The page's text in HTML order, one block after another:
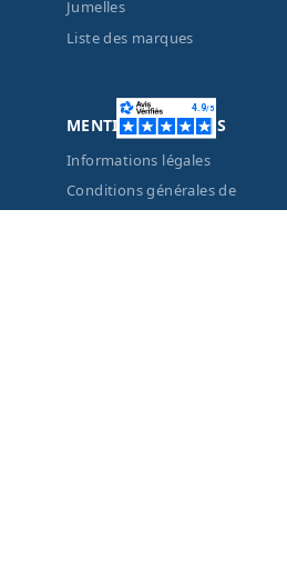
Jumelles
Liste des marques
MENTIONS LÉGALES
Informations légales
Conditions générales de
vente